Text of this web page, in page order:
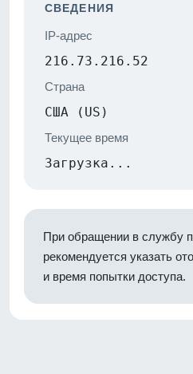
СВЕДЕНИЯ
IP-адрес
216.73.216.52
Страна
США (US)
Текущее время
Загрузка...
При обращении в службу
рекомендуется указать
и время попытки доступа.